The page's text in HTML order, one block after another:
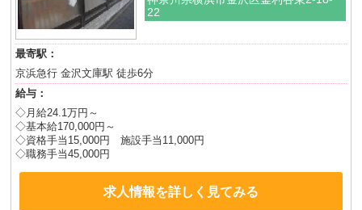
22
最寄駅：
京浜急行 金沢文庫駅 徒歩6分
給与：
◇月給24.1万円～
◇基本給170,000円～
◇資格手当15,000円 施設手当11,000円
◇職務手当45,000円
求人情報を詳しく見てみる